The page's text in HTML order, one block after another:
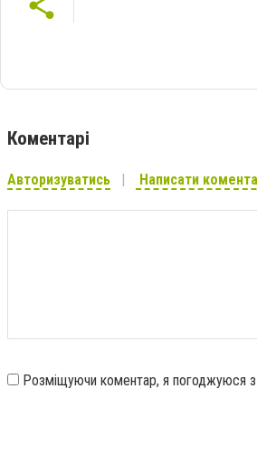
Коментарі
Авторизуватись Написати
Розміщуючи коментар, я погоджуюся з